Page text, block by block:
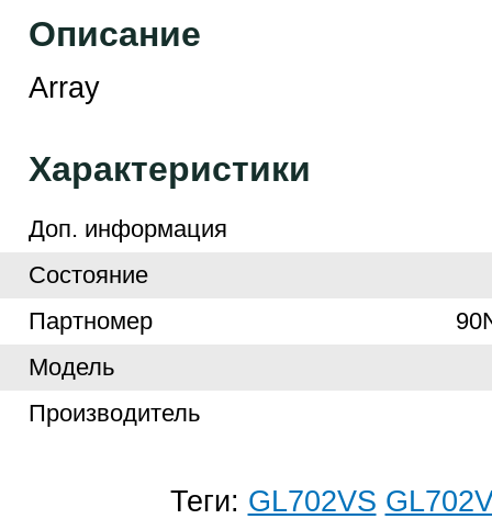
Описание
Array
Характеристики
Доп. информация
Cостояние
Партномер
Модель
Производитель
Теги: GL702VS